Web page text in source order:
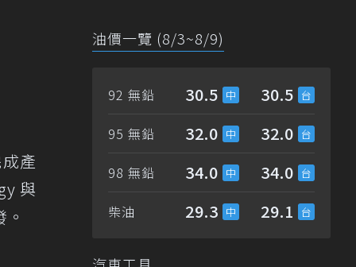
產
與
油價一覽 (8/3~8/9)
92 無鉛 30.5 30.5
95 無鉛 32.0 32.0
98 無鉛 34.0 34.0
柴油 29.3 29.1